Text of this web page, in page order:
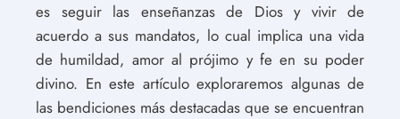
es seguir las enseñanzas de Dios y vivir de
acuerdo a sus mandatos, lo cual implica una vida
de humildad, amor al prójimo y fe en su poder
divino. En este artículo exploraremos algunas de
las bendiciones más destacadas que se encuentran